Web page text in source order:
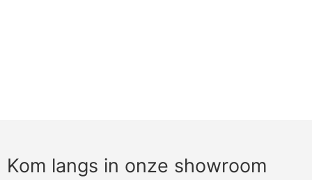
Kom langs in onze showroom